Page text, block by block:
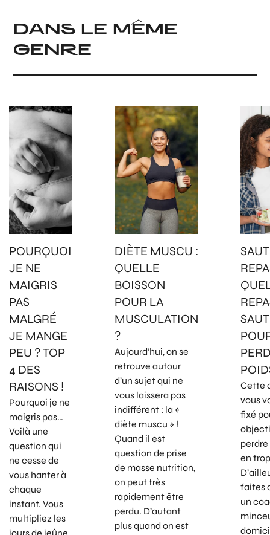
DANS LE MÊME
GENRE
POURQUOI
JE NE
MAIGRIS
PAS
MALGRÉ
JE MANGE
PEU ? TOP
4 DES
RAISONS !
Pourquoi je ne
maigris pas…
Voilà une
question qui
ne cesse de
vous hanter à
chaque
instant. Vous
multipliez les
DIÈTE MUSCU :
QUELLE
BOISSON
POUR LA
MUSCULATION
?
Aujourd’hui, on se
retrouve autour
d’un sujet qui ne
vous laissera pas
indifférent : la «
diète muscu » !
Quand il est
question de prise
de masse nutrition,
on peut très
rapidement être
perdu. D’autant
plus quand on est
Cette
vous
fixé
en
faites
un